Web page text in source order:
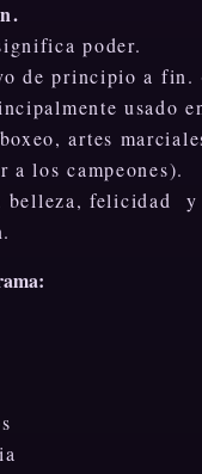
poder.
de principio a fin.
usado
artes
los campeones).
belleza, felicidad y